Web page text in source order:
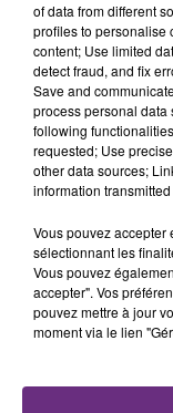
BONUS - Lonely
Dernièrement, il
collaboration
(01)".
Cetubeque vous
of data from different
profiles to personalise
content; Use limited
detect fraud, and fix
Save and
process personal data
following
requested; Use
other data sources;
information
Vous pouvez accepter
sélectionnant les
Vous pouvez
accepter". Vos
pouvez mettre à jour
moment via le lien